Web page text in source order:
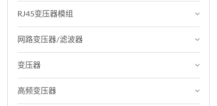
RJ45变压器模组
网路变压器/滤波器
变压器
高频变压器